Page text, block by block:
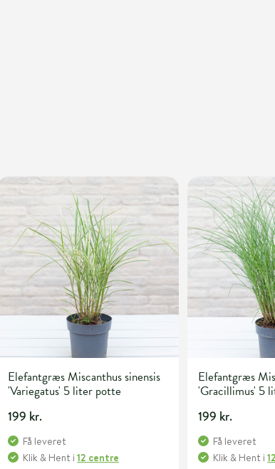
Elefantgræs Miscanthus sinensis
'Variegatus' 5 liter potte
199 kr.
Få leveret
Klik & Hent i12 centre
Elefantgræs
'Gracillimus' 5
199 kr.
Få leveret
Klik & Hent i